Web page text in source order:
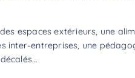
espaces extérieurs, une
inter-entreprises, une